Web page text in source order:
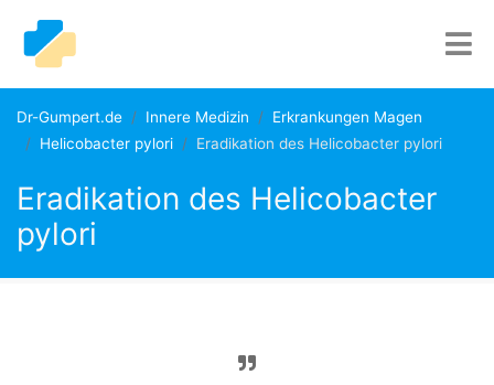
Dr-Gumpert.de Innere Medizin
Erkrankungen Magen
Helicobacter pylori
Eradikation des Helicobacter pylori
Eradikation des Helicobacter
pylori